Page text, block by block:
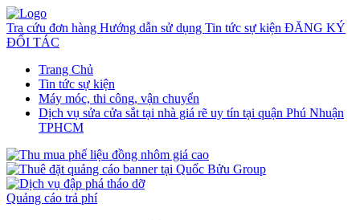
Tra cứu đơn hàng Hướng dẫn sử dụng Tin tức sự kiện ĐĂNG KÝ
ĐỐI TÁC
Trang Chủ
Tin tức sự kiện
Máy móc, thi công, vận chuyển
Dịch vụ sửa cửa sắt tại nhà giá rẽ uy tín tại quận Phú Nhuận
TPHCM
Quảng cáo trả phí